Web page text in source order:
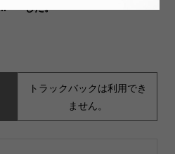
した。
トラックバックは利用でき
ません。